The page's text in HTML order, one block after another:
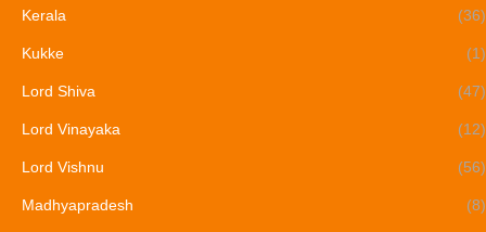
Kerala (36)
Kukke (1)
Lord Shiva (47)
Lord Vinayaka (12)
Lord Vishnu (56)
Madhyapradesh (8)